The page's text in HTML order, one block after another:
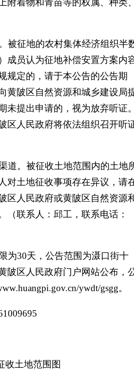
被征地的农村集体经济组织半
成员认为征地补偿安置方案内
规定的，请于本公告的公告期
黄陂区自然资源和城乡建设局
未提出申请的，视为放弃听证
区人民政府将依法组织召开听
道。 被征收土地范围内的土地
对土地征收事项存在异议，请
区人民政府或黄陂区自然资源
（联系人： 邱工 ，联系电话：
为30天，公告范围为滠口街十
陂区人民政府门户网站公布，
ywdt/gsgg。
收土地范围图